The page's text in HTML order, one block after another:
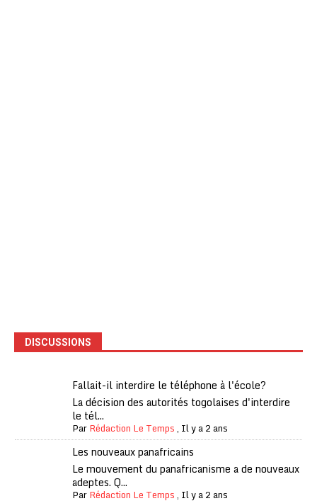
DISCUSSIONS
Fallait-il interdire le téléphone à l'école?
La décision des autorités togolaises d'interdire
le tél...
ParRédaction Le Temps, Il y a 2 ans
Les nouveaux panafricains
Le mouvement du panafricanisme a de nouveaux
adeptes. Q...
ParRédaction Le Temps, Il y a 2 ans